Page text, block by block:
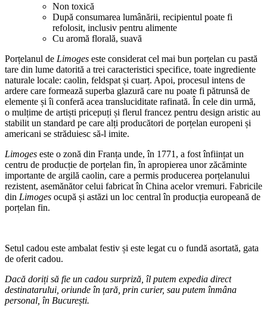
Non toxică
După consumarea lumânării, recipientul poate fi
refolosit, inclusiv pentru alimente
Cu aromă florală, suavă
Porțelanul de Limoges este considerat cel mai bun porțelan cu pastă
tare din lume datorită a trei caracteristici specifice, toate ingrediente
naturale locale: caolin, feldspat și cuarț. Apoi, procesul intens de
ardere care formează superba glazură care nu poate fi pătrunsă de
elemente și îi conferă acea transluciditate rafinată. În cele din urmă,
o mulțime de artiști pricepuți și flerul francez pentru design aristic au
stabilit un standard pe care alți producători de porțelan europeni și
americani se străduiesc să-l imite.
Limoges este o zonă din Franța unde, în 1771, a fost înființat un
centru de producție de porțelan fin, în apropierea unor zăcăminte
importante de argilă caolin, care a permis producerea porțelanului
rezistent, asemănător celui fabricat în China acelor vremuri. Fabricile
din Limoges ocupă și astăzi un loc central în producția europeană de
porțelan fin.
Setul cadou este ambalat festiv și este legat cu o fundă asortată, gata
de oferit cadou.
Dacă doriți să fie un cadou surpriză, îl putem expedia direct
destinatarului, oriunde în țară, prin curier, sau putem înmâna
personal, în București.